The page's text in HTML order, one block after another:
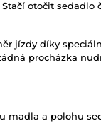
otočit
jízdy díky
procházka
madla a polohu